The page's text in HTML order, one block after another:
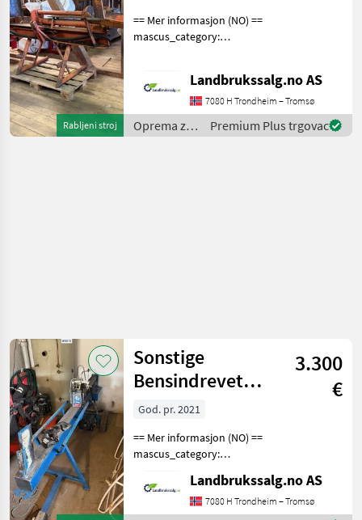
Rabljeni stroj
== Mer informasjon (NO) ==
mascus_category:
provide reference number
upon request: 9171 See
en.landbrukssalg.no/9171
fo
Landbrukssalg.no AS
7080 H Trondheim – Tromsø
Oprema za
šumu i
Premium Plus trgovac
Sonstige
Bensindrevet
vedklyv BK110
3.300
€
God. pr. 2021
== Mer informasjon (NO) ==
mascus_category:
merke: Bensindrevet Please
provide reference number
Landbrukssalg.no AS
7080 H Trondheim – Tromsø